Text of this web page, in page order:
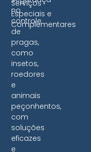
no
controle
de
pragas,
como
insetos,
roedores
e
animais
peçonhentos,
com
soluções
eficazes
e
Serviços
Especiais e
Complementares